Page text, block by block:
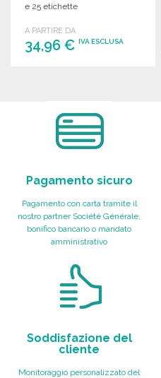
e 25 etichette
A PARTIRE DA
34,96 € IVA ESCLUSA
Pagamento sicuro
Pagamento con carta tramite il
nostro partner Société Générale,
bonifico bancario o mandato
amministrativo
Soddisfazione del
cliente
Monitoraggio personalizzato del